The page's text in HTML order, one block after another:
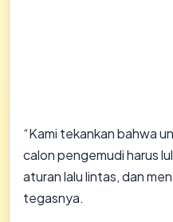
“Kami tekankan bahwa
calon pengemudi harus
aturan lalu lintas, dan
tegasnya.